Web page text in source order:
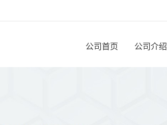
公司首页 公司介绍